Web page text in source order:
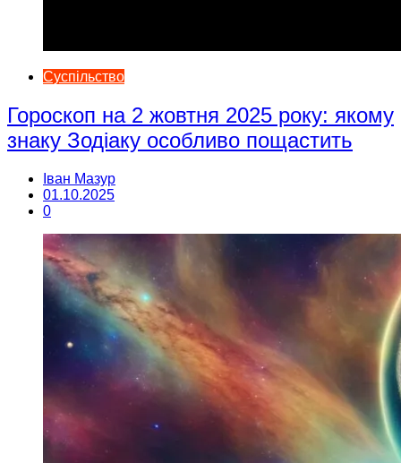
Суспільство
Гороскоп на 2 жовтня 2025 року: якому
знаку Зодіаку особливо пощастить
Іван Мазур
01.10.2025
0